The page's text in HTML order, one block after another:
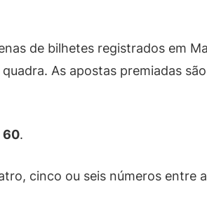
de bilhetes registrados em
quadra. As apostas premiadas
60.
cinco ou seis números entre